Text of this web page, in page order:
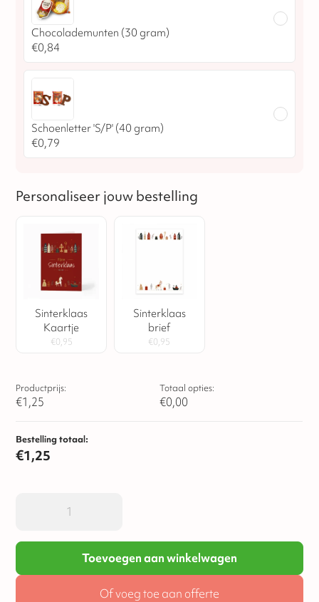
Chocolademunten (30 gram)
€0,84
Schoenletter 'S/P' (40 gram)
€0,79
Personaliseer jouw bestelling
Sinterklaas
Kaartje
€0,95
Sinterklaas
brief
€0,95
Productprijs:
€1,25
Totaal opties:
€0,00
Bestelling totaal:
€1,25
Toevoegen aan winkelwagen
Of voeg toe aan offerte